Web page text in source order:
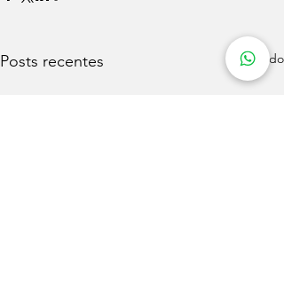
Posts recentes Ver tudo